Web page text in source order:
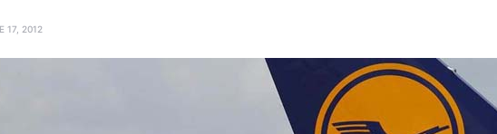
17, 2012